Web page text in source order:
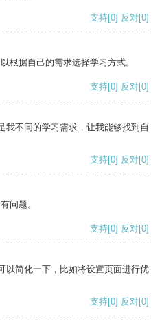
支持[0] 反对[0]
根据自己的需求选择学习方式。
支持[0] 反对[0]
我不同的学习需求，让我能够找到自
支持[0] 反对[0]
问题。
支持[0] 反对[0]
以简化一下，比如将设置页面进行优
支持[0] 反对[0]